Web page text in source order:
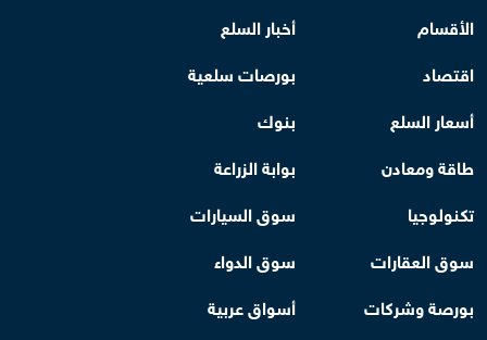
الأقسام
أخبار السلع
اقتصاد
بورصات سلعية
أسعار السلع
بنوك
طاقة ومعادن
بوابة الزراعة
تكنولوجيا
سوق السيارات
سوق العقارات
سوق الدواء
بورصة وشركات
أسواق عربية